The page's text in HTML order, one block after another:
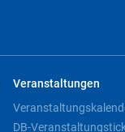
Veranstaltungen
DB-